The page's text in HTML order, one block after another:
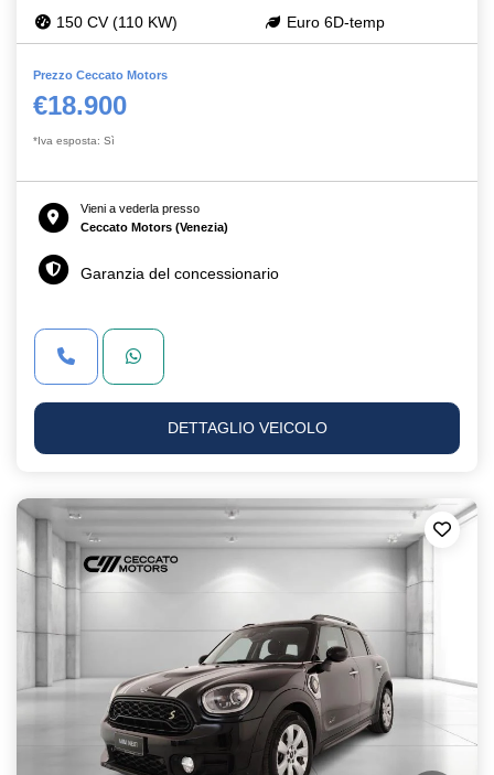
150 CV (110 KW)
Euro 6D-temp
Prezzo Ceccato Motors
€18.900
*Iva esposta: Sì
Vieni a vederla presso
Ceccato Motors (Venezia)
Garanzia del concessionario
DETTAGLIO VEICOLO